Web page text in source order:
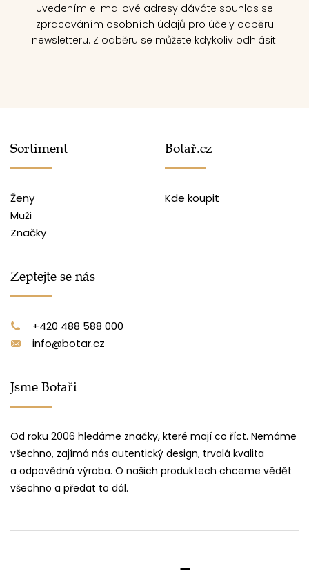
Uvedením e-mailové adresy dáváte souhlas se
zpracováním osobních údajů pro účely odběru
newsletteru. Z odběru se můžete kdykoliv odhlásit.
Sortiment
Ženy
Muži
Značky
Botař.cz
Kde koupit
Zeptejte se nás
+420 488 588 000
info@botar.cz
Jsme Botaři
Od roku 2006 hledáme značky, které mají co říct. Nemáme
všechno, zajímá nás autentický design, trvalá kvalita
a odpovědná výroba. O našich produktech chceme vědět
všechno a předat to dál.